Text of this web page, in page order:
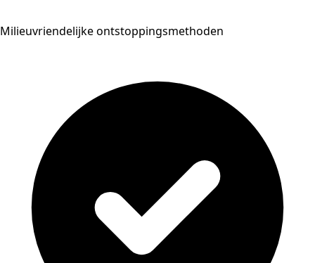
Milieuvriendelijke ontstoppingsmethoden